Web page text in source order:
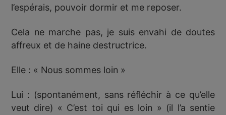
l’espérais, pouvoir dormir et me reposer.
Cela ne marche pas, je suis envahi de doutes
affreux et de haine destructrice.
Elle : « Nous sommes loin »
Lui : (spontanément, sans réfléchir à ce qu’elle
veut dire) « C’est toi qui es loin » (il l’a sentie